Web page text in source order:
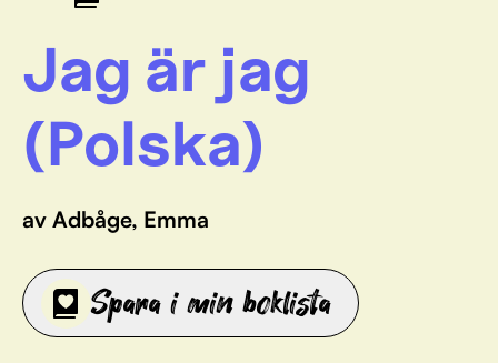
Olivia tipsar
Vinnare
FAQ
För bibliotek
Jag är jag
(Polska)
av Adbåge, Emma
Spara i min boklista